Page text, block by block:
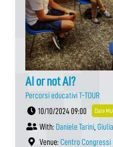
AI or not AI?
Percorsi educativi T-TOUR
10/10/2024 09:00
Date
With: Daniele Tarini,
Venue: Centro